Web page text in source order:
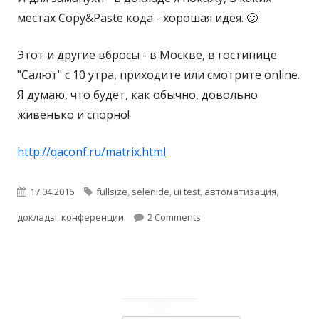
м
м
д
е
л
?
местах Copy&Paste кода - хорошая идея. 🙂
Этот и другие вбросы - в Москве, в гостинице
"Салют" с 10 утра, приходите или смотрите online.
Я думаю, что будет, как обычно, довольно
живенько и спорно!
http://qaconf.ru/matrix.html
О
п
17.04.2016
Т
э
fullsize, selenide,ui test, автоматизация,
доклады,конференции 2 Comments